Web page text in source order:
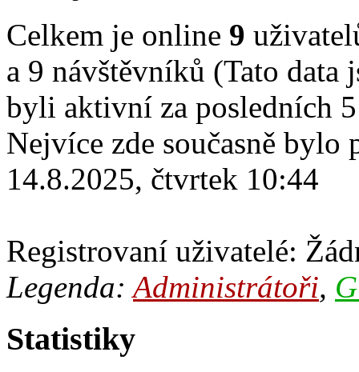
Celkem je online 9
a 9 návštěvníků (Tato data
byli aktivní za posledních
Nejvíce zde současně
14.8.2025, čtvrtek 10:44
Registrovaní uživatelé:
Legenda:Administrátoři,
Statistiky